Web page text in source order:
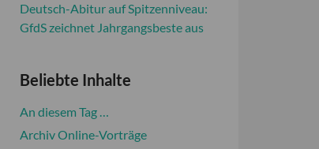
Deutsch-Abitur auf Spitzenniveau:
GfdS zeichnet Jahrgangsbeste aus
Beliebte Inhalte
An diesem Tag …
Archiv Online-Vorträge